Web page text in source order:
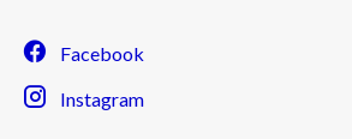
Facebook
Instagram